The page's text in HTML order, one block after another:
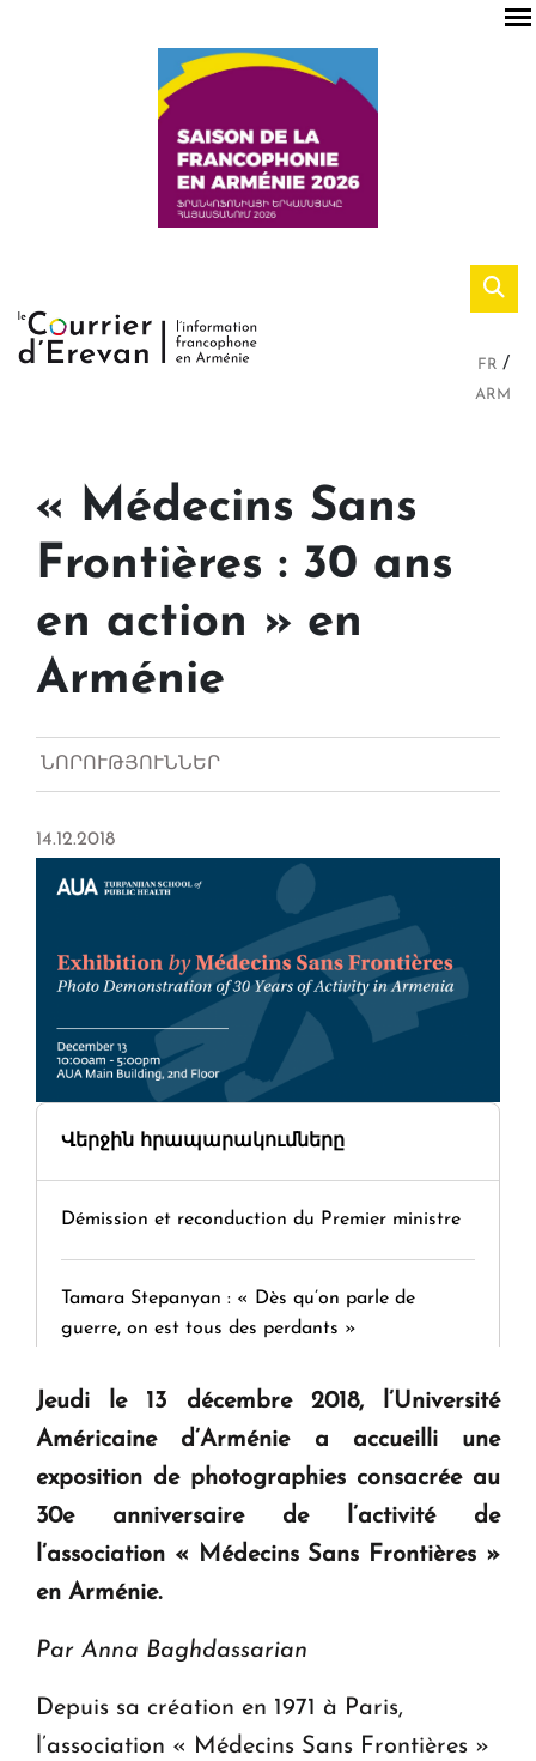
FR
ARM
« Médecins Sans
Frontières : 30 ans
en action » en
Arménie
ՆՈՐՈՒԹՅՈՒՆՆԵՐ
14.12.2018
Վերջին հրապարակումները
Démission et reconduction du Premier ministre
Tamara Stepanyan : « Dès qu’on parle de
guerre, on est tous des perdants »
" Tant qu'il n'existe pas d'alternative concrète, la
question d'un référendum ne se pose pas. "
KASA : 30 ans d'audace, de résilience et d'avenir
en Arménie
ouvrira ses portes à Dilijan
Jeudi le 13 décembre 2018, l’Université
Américaine d’Arménie a accueilli une
exposition de photographies consacrée au
30e anniversaire de l’activité de
l’association « Médecins Sans Frontières »
en Arménie.
Par Anna Baghdassarian
Depuis sa création en 1971 à Paris,
l’association « Médecins Sans Frontières »